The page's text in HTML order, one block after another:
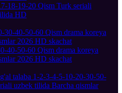
18-19-20 Qism Turk seriali
HD
40-50-60 Qism drama koreya
2026 HD skachat